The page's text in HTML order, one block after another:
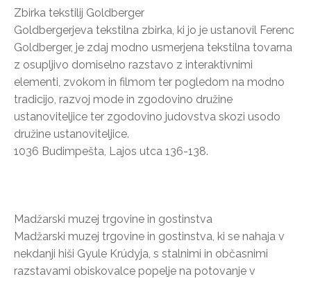
Zbirka tekstilij Goldberger
Goldbergerjeva tekstilna zbirka, ki jo je ustanovil Ferenc
Goldberger, je zdaj modno usmerjena tekstilna tovarna
z osupljivo domiselno razstavo z interaktivnimi
elementi, zvokom in filmom ter pogledom na modno
tradicijo, razvoj mode in zgodovino družine
ustanoviteljice ter zgodovino judovstva skozi usodo
družine ustanoviteljice.
1036 Budimpešta, Lajos utca 136-138.
Madžarski muzej trgovine in gostinstva
Madžarski muzej trgovine in gostinstva, ki se nahaja v
nekdanji hiši Gyule Krúdyja, s stalnimi in občasnimi
razstavami obiskovalce popelje na potovanje v